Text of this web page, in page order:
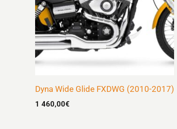
Dyna Wide Glide FXDWG (2010-2017)
1 460,00€